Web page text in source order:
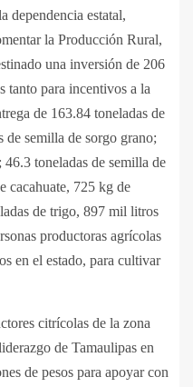
dependencia estatal,
la Producción Rural,
una inversión de 206
tanto para incentivos a la
de 163.84 toneladas de
de semilla de sorgo grano;
46.3 toneladas de semilla de
cacahuate, 725 kg de
de trigo, 897 mil litros
productoras agrícolas
en el estado, para cultivar
citrícolas de la zona
de Tamaulipas en
de pesos para apoyar con